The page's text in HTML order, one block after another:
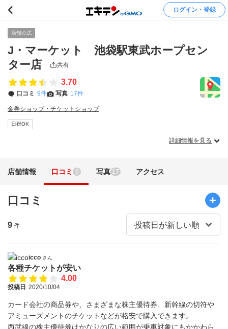
ログイン・登録
店舗公式
J・マーケット 池袋駅東武ホープセン
ター店
共有
3.70
口コミ 9件 写真 17件
金券ショップ・チケットショップ
日祝OK
詳細情報を見る
店舗情報 口コミ 9 写真 17 アクセス
口コミ
9 件
icco さん
各種チケットが安い
4.00
投稿日 2020/10/04
カード会社の商品券や、さまざまな株主優待券、新幹線の切符や
アミューズメントのチケットなどが格安で購入できます。
西武線の株主優待券はかなりの広い範囲が乗車対象にもかかわら